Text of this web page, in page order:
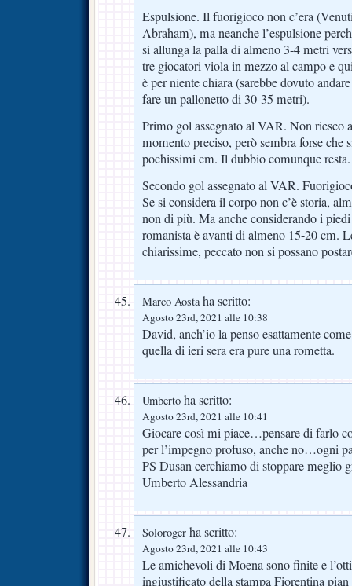
Espulsione. Il fuorigioco non c’era
Abraham), ma neanche l’espulsione
si allunga la palla di almeno 3-4 metri
tre giocatori viola in mezzo al campo e
è per niente chiara (sarebbe dovuto
fare un pallonetto di 30-35 metri).
Primo gol assegnato al VAR. Non riesco
momento preciso, però sembra forse che
pochissimi cm. Il dubbio comunque resta.
Secondo gol assegnato al VAR.
Se si considera il corpo non c’è storia,
non di più. Ma anche considerando i
romanista è avanti di almeno 15-20 cm.
chiarissime, peccato non si possano
Marco Aostaha scritto:
Agosto 23rd, 2021 alle 10:38
David, anch’io la penso esattamente
quella di ieri sera era pure una rometta.
Umberto ha scritto:
Agosto 23rd, 2021 alle 10:41
Giocare così mi piace…pensare di farlo
per l’impegno profuso, anche no…ogni
PS Dusan cerchiamo di stoppare meglio
Umberto Alessandria
Soloroger ha scritto:
Agosto 23rd, 2021 alle 10:43
Le amichevoli di Moena sono finite e
ingiustificato della stampa Fiorentina